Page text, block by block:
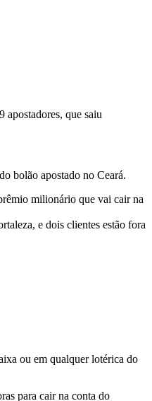
que saiu
bolão apostado no Ceará.
milionário que vai cair na
e dois clientes estão fora
ou em qualquer lotérica do
para cair na conta do